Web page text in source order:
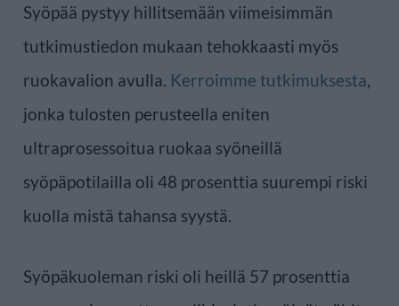
Syöpää pystyy hillitsemään viimeisimmän
tutkimustiedon mukaan tehokkaasti myös
ruokavalion avulla. Kerroimme tutkimuksesta,
jonka tulosten perusteella eniten
ultraprosessoitua ruokaa syöneillä
syöpäpotilailla oli 48 prosenttia suurempi riski
kuolla mistä tahansa syystä.
Syöpäkuoleman riski oli heillä 57 prosenttia